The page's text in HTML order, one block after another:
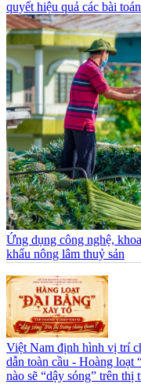
quyết hiệu quả các bài
Ứng dụng công nghệ,
khẩu nông lâm thuỷ sản
Việt Nam định hình vị trí
dẫn toàn cầu - Hoàng loạt
nào sẽ “dậy sóng” trên